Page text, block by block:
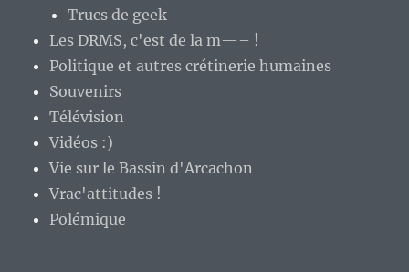
Trucs de geek
Les DRMS, c'est de la m—– !
Politique et autres crétinerie humaines
Souvenirs
Télévision
Vidéos :)
Vie sur le Bassin d'Arcachon
Vrac'attitudes !
Polémique